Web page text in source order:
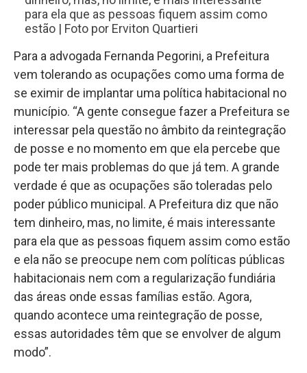
para ela que as pessoas fiquem assim como
estão | Foto por Erviton Quartieri
Para a advogada Fernanda Pegorini, a Prefeitura
vem tolerando as ocupações como uma forma de
se eximir de implantar uma política habitacional no
município. “A gente consegue fazer a Prefeitura se
interessar pela questão no âmbito da reintegração
de posse e no momento em que ela percebe que
pode ter mais problemas do que já tem. A grande
verdade é que as ocupações são toleradas pelo
poder público municipal. A Prefeitura diz que não
tem dinheiro, mas, no limite, é mais interessante
para ela que as pessoas fiquem assim como estão
e ela não se preocupe nem com políticas públicas
habitacionais nem com a regularização fundiária
das áreas onde essas famílias estão. Agora,
quando acontece uma reintegração de posse,
essas autoridades têm que se envolver de algum
modo”.